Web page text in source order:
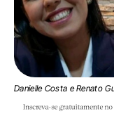
Danielle Costa e Renato